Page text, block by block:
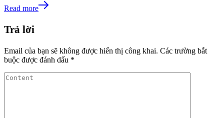
Read more
Trả lời
Email của bạn sẽ không được hiển thị công khai. Các trường bắt
buộc được đánh dấu *